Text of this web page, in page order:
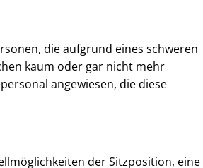
die aufgrund eines schweren
kaum oder gar nicht mehr
angewiesen, die diese
der Sitzposition, eine